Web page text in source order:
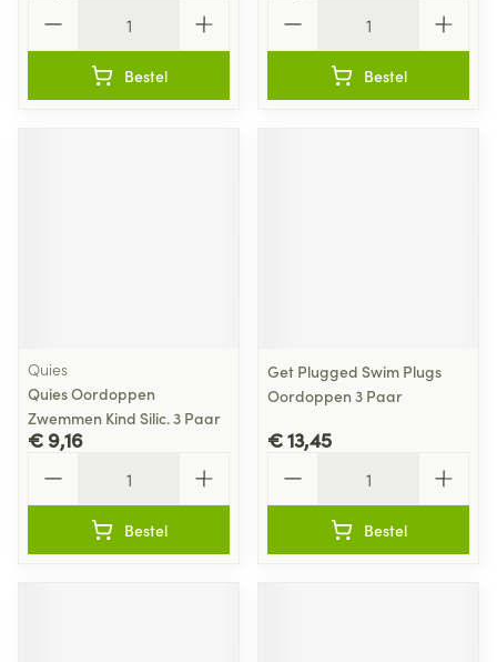
Bestel Bestel
Quies
Quies Oordoppen
Zwemmen Kind Silic. 3 Paar
€ 9,16
Bestel
Get Plugged Swim Plugs
Oordoppen 3 Paar
€ 13,45
Bestel